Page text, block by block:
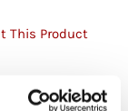
This Product
This Product